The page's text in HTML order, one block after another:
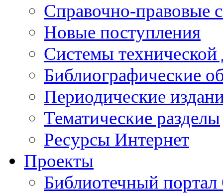
Справочно-правовые
Новые поступления
Cистемы
Библиографические
Периодические
Тематические разделы
Ресурсы Интернет
Проекты
Библиотечный портал